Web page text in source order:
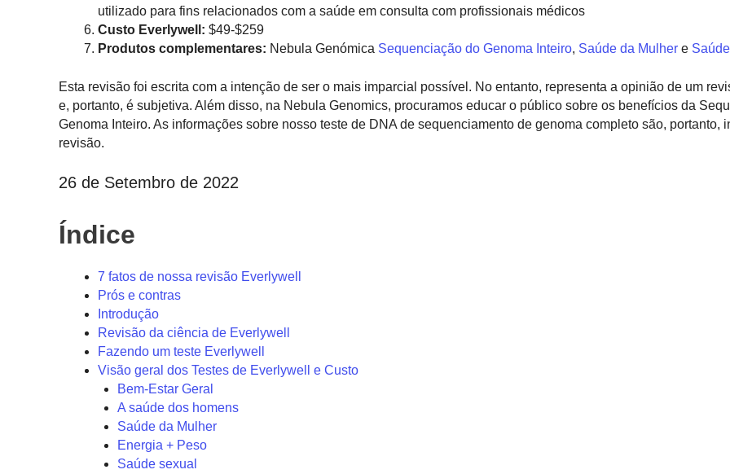
utilizado para fins relacionados com a saúde em consulta com profissionais médicos
Custo Everlywell: $49-$259
Produtos complementares: Nebula Genómica Sequenciação do Genoma Inteiro, Saúde da Mulher e
Esta revisão foi escrita com a intenção de ser o mais imparcial possível. No entanto, representa a opinião de um
e, portanto, é subjetiva. Além disso, na Nebula Genomics, procuramos educar o público sobre os benefícios da
Genoma Inteiro. As informações sobre nosso teste de DNA de sequenciamento de genoma completo são, portanto,
revisão.
26 de Setembro de 2022
Índice
7 fatos de nossa revisão Everlywell
Prós e contras
Introdução
Revisão da ciência de Everlywell
Fazendo um teste Everlywell
Visão geral dos Testes de Everlywell e Custo
Bem-Estar Geral
A saúde dos homens
Saúde da Mulher
Energia + Peso
Saúde sexual